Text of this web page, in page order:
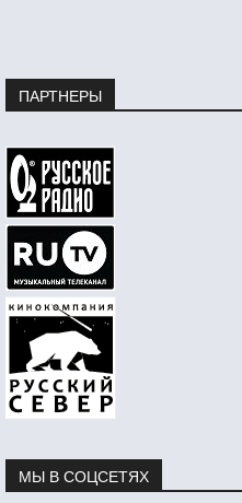
ПАРТНЕРЫ
МЫ В СОЦСЕТЯХ